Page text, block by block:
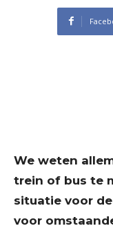
We weten
trein of bus te
situatie voor
voor